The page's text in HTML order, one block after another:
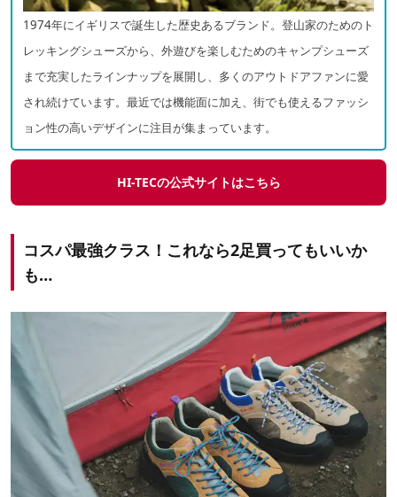
1974年にイギリスで誕生した歴史あるブランド。登山家のためのト
レッキングシューズから、外遊びを楽しむためのキャンプシューズ
まで充実したラインナップを展開し、多くのアウトドアファンに愛
され続けています。最近では機能面に加え、街でも使えるファッシ
ョン性の高いデザインに注目が集まっています。
HI-TECの公式サイトはこちら
コスパ最強クラス！これなら2足買ってもいいか
も…